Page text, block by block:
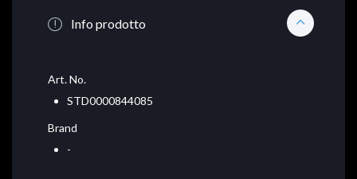
Info prodotto
Art. No.
STD0000844085
Brand
-